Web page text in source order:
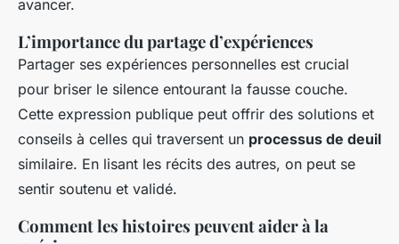
avancer.
L’importance du partage d’expériences
Partager ses expériences personnelles est crucial
pour briser le silence entourant la fausse couche.
Cette expression publique peut offrir des solutions et
conseils à celles qui traversent un processus de deuil
similaire. En lisant les récits des autres, on peut se
sentir soutenu et validé.
Comment les histoires peuvent aider à la